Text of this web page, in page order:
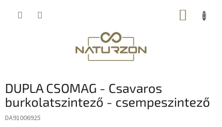
KOSÁR
DUPLA CSOMAG - Csavaros
burkolatszintező - csempeszintező
DA91006925